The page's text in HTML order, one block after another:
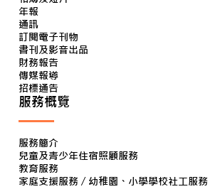
年報
通訊
訂閱電子刊物
書刊及影音出品
財務報告
傳媒報導
招標通告
服務概覽
服務簡介
兒童及青少年住宿照顧服務
教育服務
家庭支援服務 / 幼稚園、小學學校社工服務